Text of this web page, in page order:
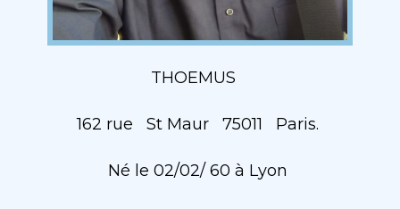
THOEMUS
162 rue St Maur 75011 Paris.
Né le 02/02/ 60 à Lyon